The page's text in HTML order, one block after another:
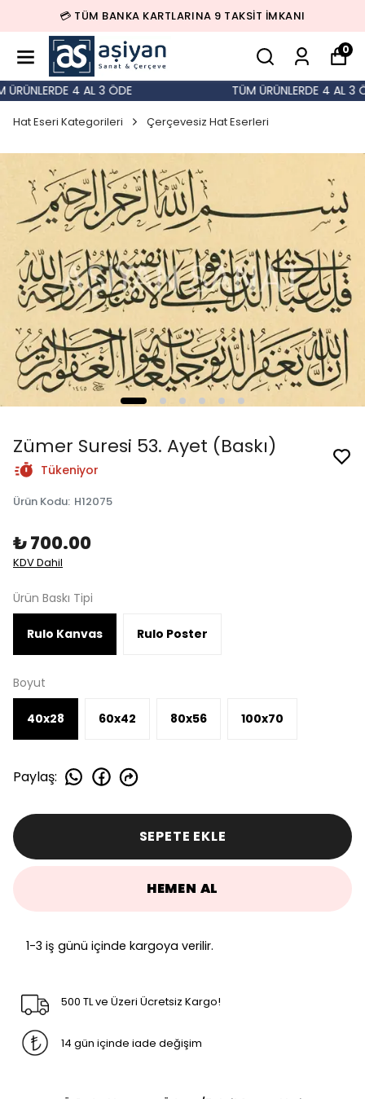
💳 TÜM BANKA KARTLARINA 9 TAKSİT İMKANI
0
4 AL 3 ÖDE TÜM ÜRÜNLERDE 4 AL 3
Hat Eseri Kategorileri Çerçevesiz Hat Eserleri
Zümer Suresi 53. Ayet (Baskı)
Tükeniyor
Ürün Kodu: H12075
₺ 700.00
KDV Dahil
Ürün Baskı Tipi
Rulo Kanvas Rulo Poster
Boyut
40x28 60x42 80x56 100x70
Paylaş:
SEPETE EKLE
HEMEN AL
1-3 iş günü içinde kargoya verilir.
500 TL ve Üzeri Ücretsiz Kargo!
14 gün içinde iade değişim